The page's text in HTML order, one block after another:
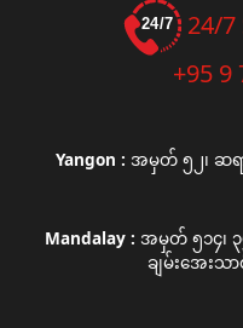
24/7
+95 9
Yangon : အမှတ် ၅၂၊ ဆရ
Mandalay : အမှတ် ၅၁၄၊ ၃
ချမ်းအေးသ